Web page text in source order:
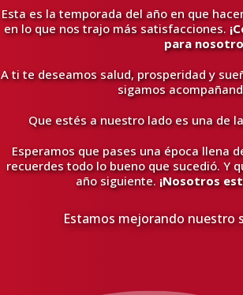
Esta es la temporada del año en que
en lo que nos trajo más satisfacciones.
para
A ti te deseamos salud, prosperidad y
sigamos
Que estés a nuestro lado es una de
Esperamos que pases una época llena
recuerdes todo lo bueno que sucedió. Y
año siguiente. ¡Nosotros
Estamos mejorando nuestro